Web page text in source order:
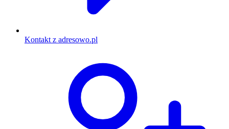
Kontakt z adresowo.pl